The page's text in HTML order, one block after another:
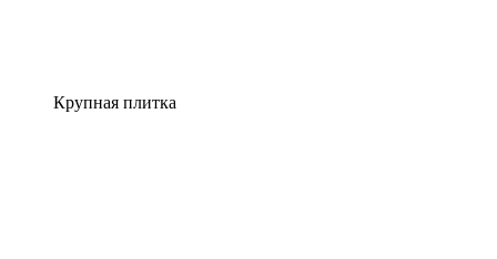
Крупная плитка